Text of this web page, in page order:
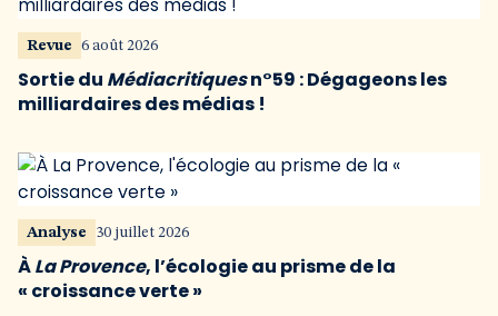
Revue 6 août 2026
Sortie du Médiacritiquesn°59 : Dégageons les
milliardaires des médias !
Analyse 30 juillet 2026
ÀLa Provence, l’écologie au prisme de la
« croissance verte »